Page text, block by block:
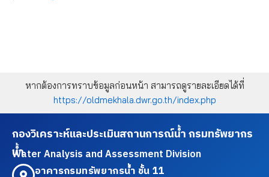
หากต้องการทราบข้อมูลก่อนหน้า สามารถดูรายละเอียดได้ที่
https://oldmekhala.dwr.go.th/index.php
กองวิเคราะห์และประเมินสถานการณ์น้ำ กรมทรัพยากร
น้ำ
Water Analysis and Assessment Division
อาคารกรมทรัพยากรน้ำ ชั้น 11